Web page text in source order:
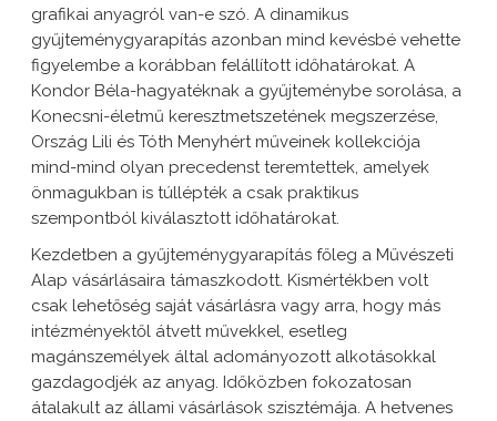
grafikai anyagról van-e szó. A dinamikus
gyűjteménygyarapítás azonban mind kevésbé vehette
figyelembe a korábban felállított időhatárokat. A
Kondor Béla-hagyatéknak a gyűjteménybe sorolása, a
Konecsni-életmű keresztmetszetének megszerzése,
Ország Lili és Tóth Menyhért műveinek kollekciója
mind-mind olyan precedenst teremtettek, amelyek
önmagukban is túllépték a csak praktikus
szempontból kiválasztott időhatárokat.
Kezdetben a gyűjteménygyarapítás főleg a Művészeti
Alap vásárlásaira támaszkodott. Kismértékben volt
csak lehetőség saját vásárlásra vagy arra, hogy más
intézményektől átvett művekkel, esetleg
magánszemélyek által adományozott alkotásokkal
gazdagodjék az anyag. Időközben fokozatosan
átalakult az állami vásárlások szisztémája. A hetvenes